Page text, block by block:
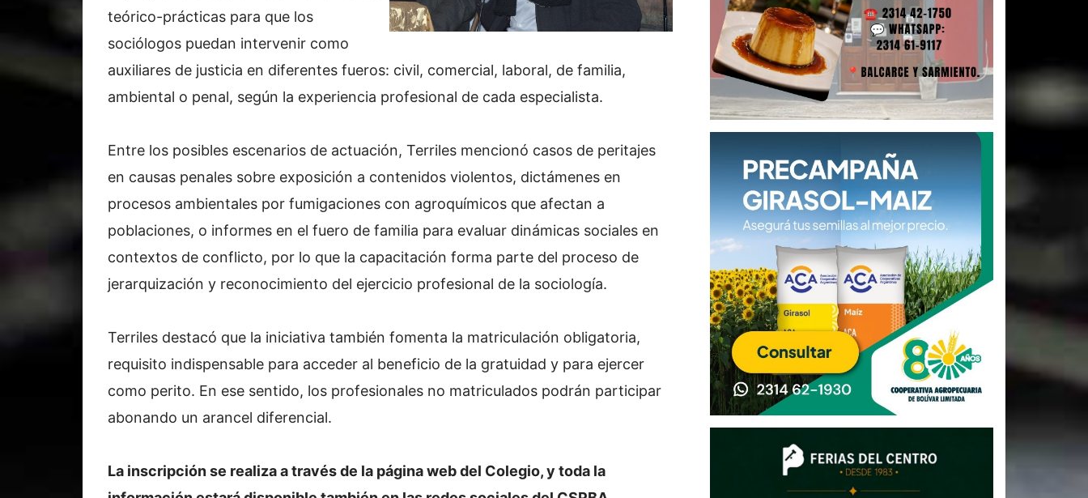
teórico-prácticas para que los
sociólogos puedan intervenir como
auxiliares de justicia en diferentes fueros: civil, comercial, laboral, de familia,
ambiental o penal, según la experiencia profesional de cada especialista.
Entre los posibles escenarios de actuación, Terriles mencionó casos de peritajes
en causas penales sobre exposición a contenidos violentos, dictámenes en
procesos ambientales por fumigaciones con agroquímicos que afectan a
poblaciones, o informes en el fuero de familia para evaluar dinámicas sociales en
contextos de conflicto, por lo que la capacitación forma parte del proceso de
jerarquización y reconocimiento del ejercicio profesional de la sociología.
Terriles destacó que la iniciativa también fomenta la matriculación obligatoria,
requisito indispensable para acceder al beneficio de la gratuidad y para ejercer
como perito. En ese sentido, los profesionales no matriculados podrán participar
abonando un arancel diferencial.
La inscripción se realiza a través de la página web del Colegio, y toda la